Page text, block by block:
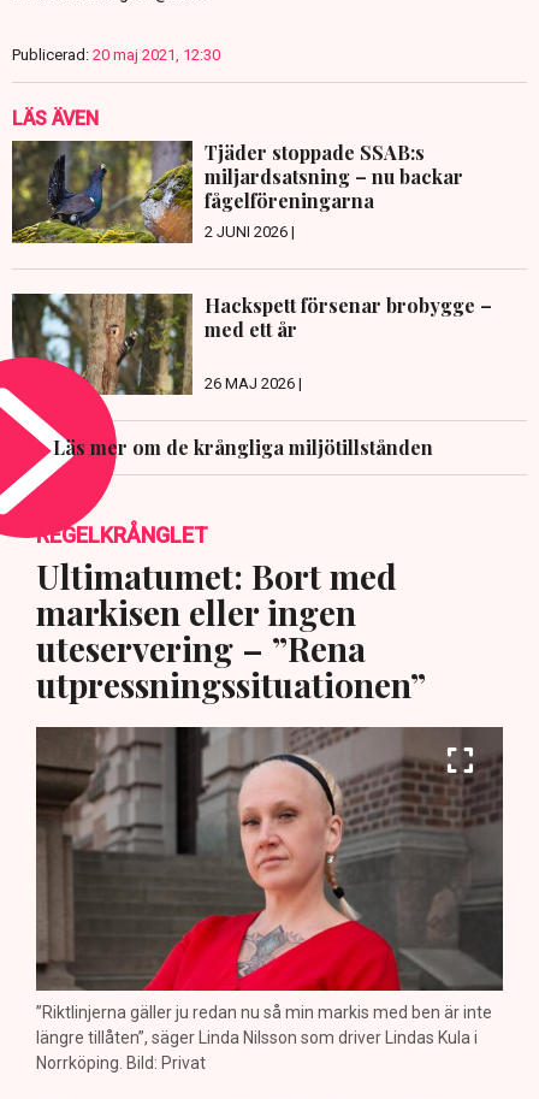
Publicerad: 20 maj 2021, 12:30
LÄS ÄVEN
Tjäder stoppade SSAB:s
miljardsatsning – nu backar
fågelföreningarna
2 JUNI 2026 |
Hackspett försenar brobygge –
med ett år
26 MAJ 2026 |
Läs mer om de krångliga miljötillstånden
REGELKRÅNGLET
Ultimatumet: Bort med
markisen eller ingen
uteservering – ”Rena
utpressningssituationen”
”Riktlinjerna gäller ju redan nu så min markis med ben är inte
längre tillåten”, säger Linda Nilsson som driver Lindas Kula i
Norrköping. Bild: Privat